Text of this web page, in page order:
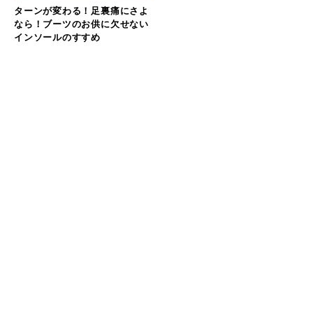
ターンが変わる！足裏痛にさよ
なら！ブーツのお供に欠せない
インソールのすすめ